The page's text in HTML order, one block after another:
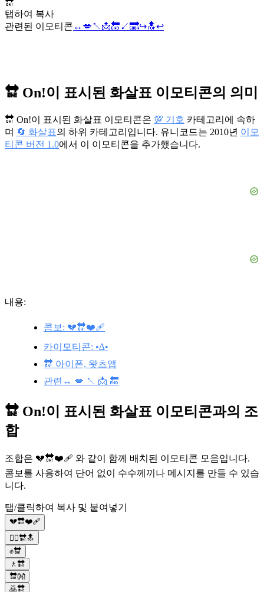
🔛
탭하여 복사
관련된 이모티콘 ↔️ 💋↖️ 📩🔚↙️🔜↪️🔝↩️
🔛 On!이 표시된 화살표 이모티콘의 의미
🔛 On!이 표시된 화살표 이모티콘은 💯 기호 카테고리에 속하
며 🔄 화살표의 하위 카테고리입니다. 유니코드는 2010년 이모
티콘 버전 1.0에서 이 이모티콘을 추가했습니다.
내용:
콤보: 💔🔛❤️‍🩹
카이모티콘: •∆•
🔛 아이폰, 왓츠앱
관련↔️ 💋 ↖️ 📩 🔚
🔛 On!이 표시된 화살표 이모티콘과의 조
합
조합은 💔🔛❤️‍🩹 와 같이 함께 배치된 이모티콘 모음입니다.
콤보를 사용하여 단어 없이 수수께끼나 메시지를 만들 수 있습
니다.
탭/클릭하여 복사 및 붙여넣기
💔🔛❤️‍🩹
👱‍♀️🔛🔝
✊🔛
🚶🔛
🔛👐
🙇🔛